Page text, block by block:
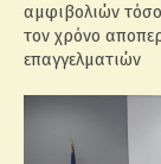
αμφιβολιών
τον χρόνο
επαγγελματιών